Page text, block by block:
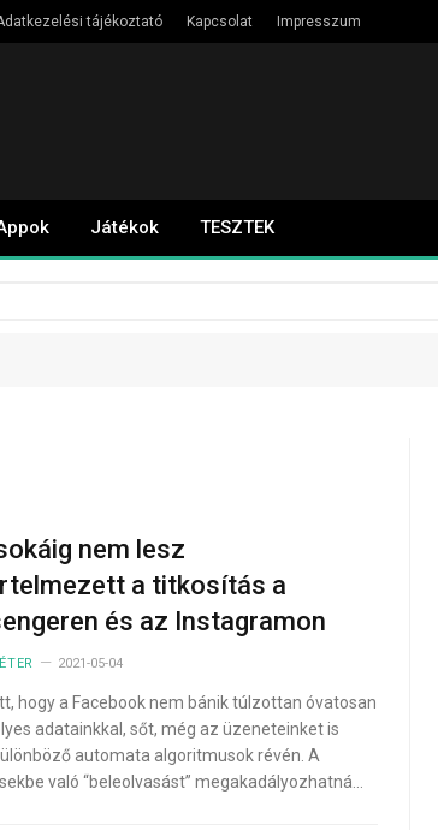
tájékoztató Kapcsolat Impresszum
Játékok TESZTEK
nem lesz
a titkosítás a
és az Instagramon
2021-05-04
hogy a Facebook nem bánik túlzottan óvatosan
adatainkkal, sőt, még az üzeneteinket is
automata algoritmusok révén. A
való “beleolvasást” megakadályozhatná…